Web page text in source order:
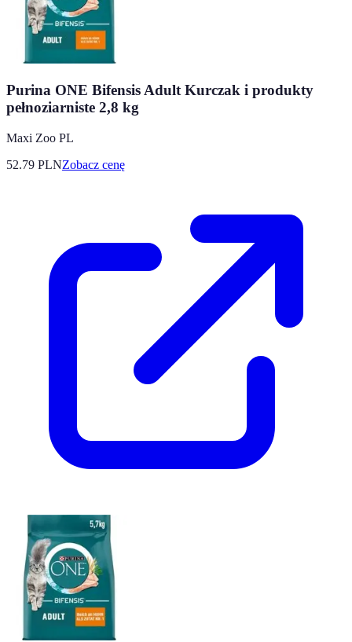
Purina ONE Bifensis Adult Kurczak i produkty
pełnoziarniste 2,8 kg
Maxi Zoo PL
52.79 PLNZobacz cenę